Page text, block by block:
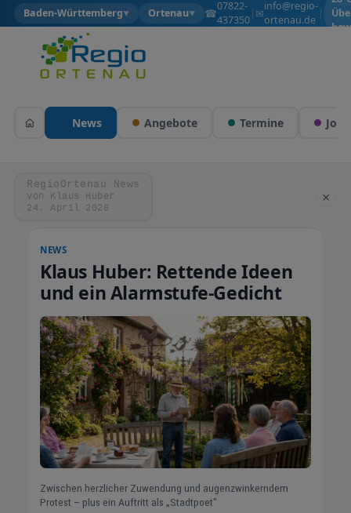
Baden-Württemberg▼ Ortenau▼ ☎07822-
437350
| ✉info@regio-
ortenau.de
|
News Angebote Termine Jobs
RegioOrtenau News
von Klaus Huber
24. April 2026
×
NEWS
Klaus Huber: Rettende Ideen
und ein Alarmstufe-Gedicht
Zwischen herzlicher Zuwendung und augenzwinkerndem
Protest – plus ein Auftritt als „Stadtpoet"